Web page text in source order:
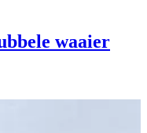
waaier